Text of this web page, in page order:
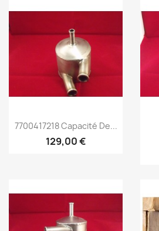
Vista rápida
7700417218 Capacité De...
129,00 €